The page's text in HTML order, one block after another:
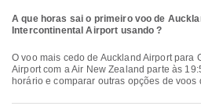
A que horas sai o primeiro voo de
Intercontinental Airport usando ?
O voo mais cedo de Auckland Airport para George Bush Intercontinental
Airport com a Air New Zealand parte às
horário e comparar outras opções de